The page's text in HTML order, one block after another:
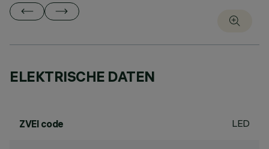
ELEKTRISCHE DATEN
ZVEI code LED